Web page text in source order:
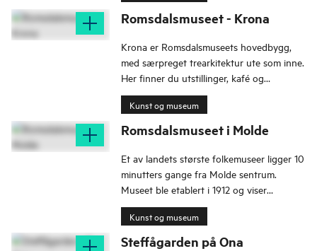
Romsdalsmuseet - Krona
Krona er Romsdalsmuseets hovedbygg,
med særpreget trearkitektur ute som inne.
Her finner du utstillinger, kafé og
museumsbutikk, åpent hele året i grønne
omgivelser i Molde.
Kunst og museum
Romsdalsmuseet i Molde
Et av landets største folkemuseer ligger 10
minutters gange fra Molde sentrum.
Museet ble etablert i 1912 og viser
bygninger og interiører fra hele regionen.
Kunst og museum
Steffågarden på Ona